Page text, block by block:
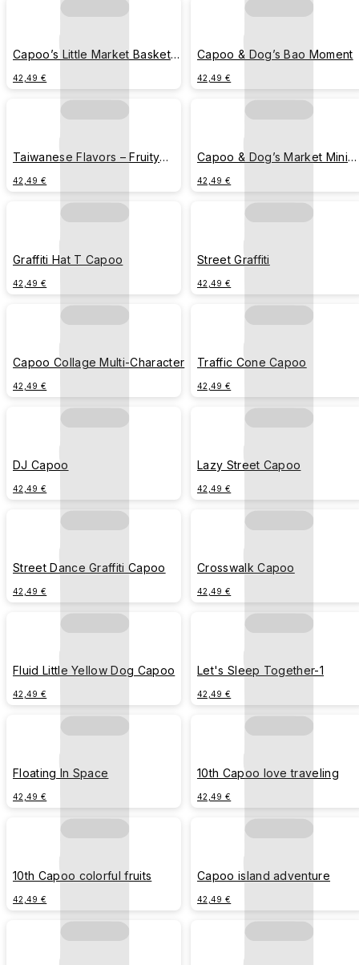
Capoo’s Little Market Basket
42,49 €
Capoo & Dog’s Bao Moment
42,49 €
Taiwanese Flavors – Fruity
42,49 €
Capoo & Dog’s Market Mini
42,49 €
Graffiti Hat T Capoo
42,49 €
Street Graffiti
42,49 €
Capoo Collage Multi-Character
42,49 €
Traffic Cone Capoo
42,49 €
DJ Capoo
42,49 €
Lazy Street Capoo
42,49 €
Street Dance Graffiti Capoo
42,49 €
Crosswalk Capoo
42,49 €
Fluid Little Yellow Dog Capoo
42,49 €
Let's Sleep Together-1
42,49 €
Floating In Space
42,49 €
10th Capoo love traveling
42,49 €
10th Capoo colorful fruits
42,49 €
Capoo island adventure
42,49 €